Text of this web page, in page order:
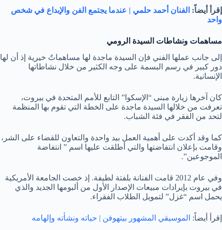
إقرأ أيضاً: الفنان أحمد حلمي | عندما يجتمع الفن والإبداع في شخص
واحد
مساهمات ونشاطات السيدة الرومي
إلى جانب عملها الفني فإن السيدة ماجدة لها مساهماتٌ خيرية إذ أن لها
دور كبير في رسم البسمة على وجه الكثير من خلال نشاطاتها
الإنسانية.
كان آخرها زيارة مبنى “الإسكوا” التابع للأمم المتحدة في بيروت،
تعرفت من خلالها السيدة ماجدة على الخطة التي تقوم بها المنظمة
لتحد من الفقر في فئة الشباب.
كما وقد أكدت على أهمية العمل بيد واحدة والتعاون للقضاء على الشر،
وقامت بإعلان انتفاضتها والتي أطلقت عليها اسم ” انتفاضة
الموجوعين”.
وفي عام 2012 قامت الفنانة بلفتة لطيفة. إذ خصت الجامعة الأمريكية
في بيروت بإيرادات مبيعات الإصدار الأول من ألبومها الجديد والذي
يحمل اسم “غزل” لتمويل الطلاب الفقراء.
إقرأ أيضاً: الموسيقي المشهور بيتهوفن | حياته ونشأته وإلهامه